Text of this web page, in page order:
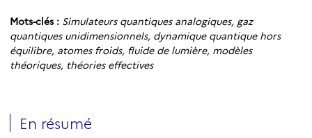
Mots-clés : Simulateurs quantiques analogiques, gaz
quantiques unidimensionnels, dynamique quantique hors
équilibre, atomes froids, fluide de lumière, modèles
théoriques, théories effectives
En résumé